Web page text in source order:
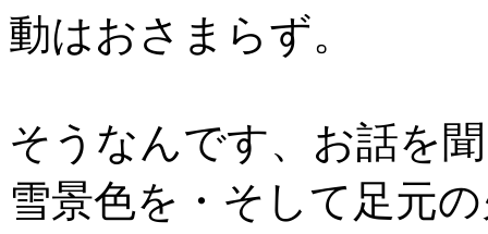
動はおさまらず。
そうなんです、お話を
雪景色を・そして足元